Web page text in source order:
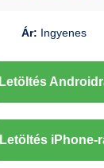
Ár: Ingyenes
Letöltés
Letöltés iPhone-